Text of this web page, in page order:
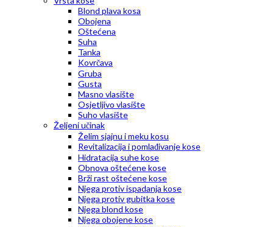
Blond plava kosa
Obojena
Oštećena
Suha
Tanka
Kovrčava
Gruba
Gusta
Masno vlasište
Osjetljivo vlasište
Suho vlasište
Željeni učinak
Želim sjajnu i meku kosu
Revitalizacija i pomlađivanje kose
Hidratacija suhe kose
Obnova oštećene kose
Brži rast oštećene kose
Njega protiv ispadanja kose
Njega protiv gubitka kose
Njega blond kose
Njega obojene kose